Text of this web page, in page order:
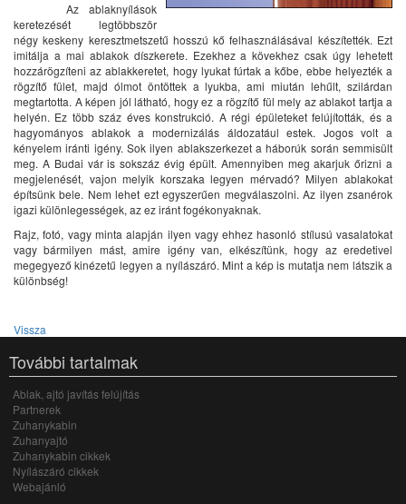
Az ablaknyílások
keretezését legtöbbször
négy keskeny keresztmetszetű hosszú kő felhasználásával készítették. Ezt
imitálja a mai ablakok díszkerete. Ezekhez a kövekhez csak úgy lehetett
hozzárögzíteni az ablakkeretet, hogy lyukat fúrtak a kőbe, ebbe helyezték a
rögzítő fület, majd ólmot öntöttek a lyukba, ami miután lehűlt, szilárdan
megtartotta. A képen jól látható, hogy ez a rögzítő fül mely az ablakot tartja a
helyén. Ez több száz éves konstrukció. A régi épületeket felújították, és a
hagyományos ablakok a modernizálás áldozatául estek. Jogos volt a
kényelem iránti igény. Sok ilyen ablakszerkezet a háborúk során semmisült
meg. A Budai vár is sokszáz évig épült. Amennyiben meg akarjuk őrizni a
megjelenését, vajon melyik korszaka legyen mérvadó? Milyen ablakokat
építsünk bele. Nem lehet ezt egyszerűen megválaszolni. Az ilyen zsanérok
igazi különlegességek, az ez iránt fogékonyaknak.
Rajz, fotó, vagy minta alapján ilyen vagy ehhez hasonló stílusú vasalatokat
vagy bármilyen mást, amire igény van, elkészítünk, hogy az eredetivel
megegyező kinézetű legyen a nyílászáró. Mint a kép is mutatja nem látszik a
különbség!
Vissza
További tartalmak
Ablak, ajtó javítás felújítás
Partnerek
Zuhanykabin
Zuhanyajtó
Zuhanykabin cikkek
Nyílászáró cikkek
Webajánló